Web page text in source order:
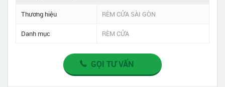
Thương hiệu RÈM CỬA SÀI GÒN
Danh mục RÈM CỬA
GỌI TƯ VẤN